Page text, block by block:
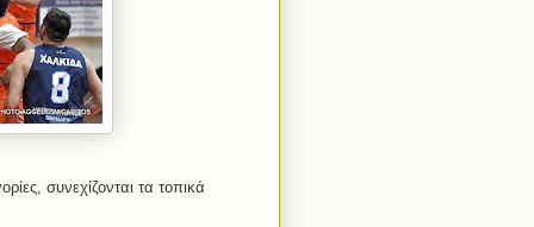
συνεχίζονται τα τοπικά